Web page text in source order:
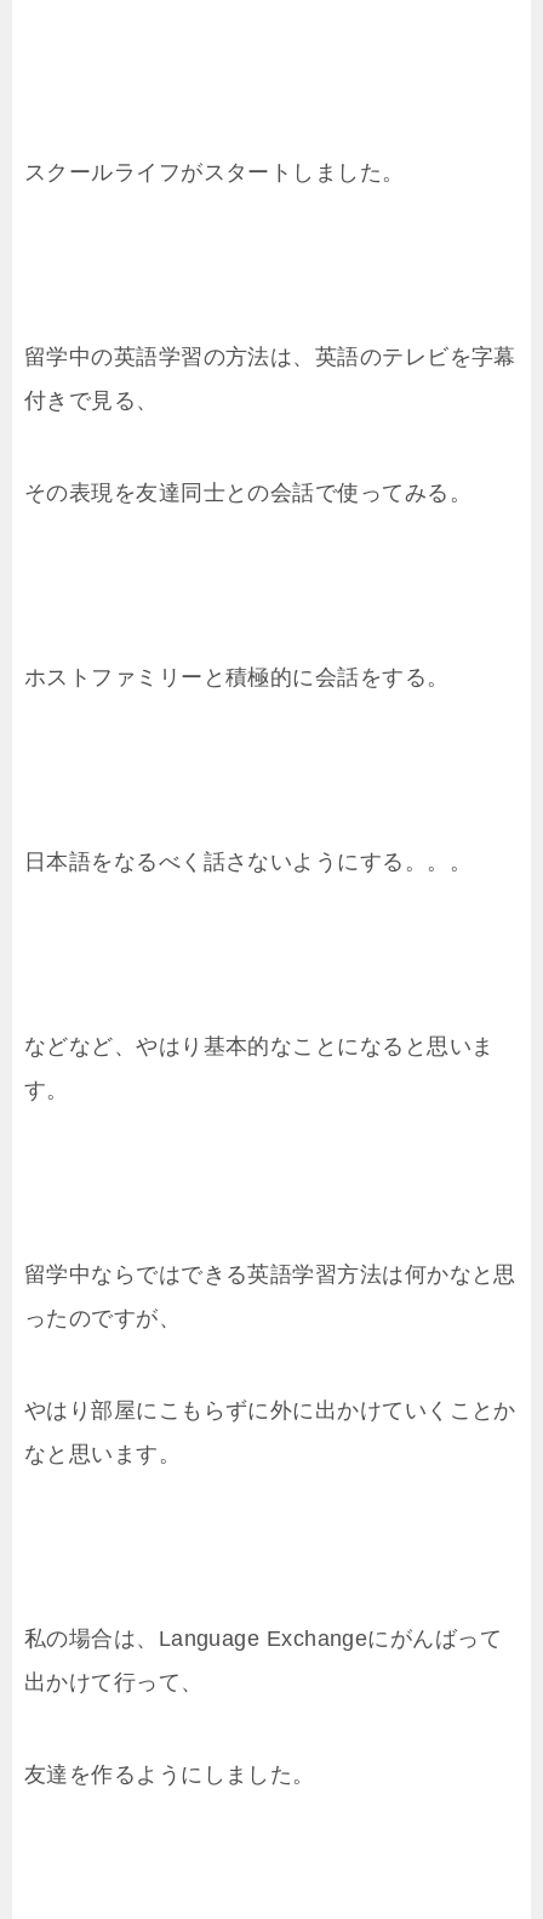
スクールライフがスタートしました。
留学中の英語学習の方法は、英語のテレビを字幕
付きで見る、
その表現を友達同士との会話で使ってみる。
ホストファミリーと積極的に会話をする。
日本語をなるべく話さないようにする。。。
などなど、やはり基本的なことになると思いま
す。
留学中ならではできる英語学習方法は何かなと思
ったのですが、
やはり部屋にこもらずに外に出かけていくことか
なと思います。
私の場合は、Language Exchangeにがんばって
出かけて行って、
友達を作るようにしました。